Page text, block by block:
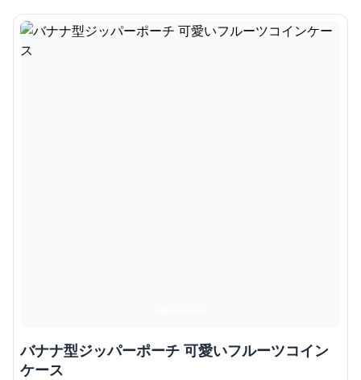
バナナ型ジッパーポーチ 可愛いフルーツコイン
ケース